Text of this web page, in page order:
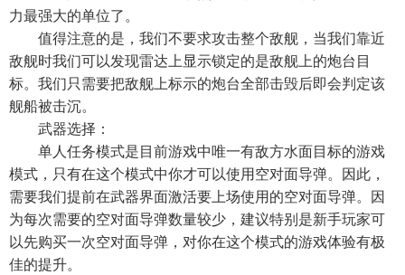
力最强大的单位了。
值得注意的是，我们不要求攻击整个敌舰，当我们靠近
敌舰时我们可以发现雷达上显示锁定的是敌舰上的炮台目
标。我们只需要把敌舰上标示的炮台全部击毁后即会判定该
舰船被击沉。
武器选择：
单人任务模式是目前游戏中唯一有敌方水面目标的游戏
模式，只有在这个模式中你才可以使用空对面导弹。因此，
需要我们提前在武器界面激活要上场使用的空对面导弹。因
为每次需要的空对面导弹数量较少，建议特别是新手玩家可
以先购买一次空对面导弹，对你在这个模式的游戏体验有极
佳的提升。